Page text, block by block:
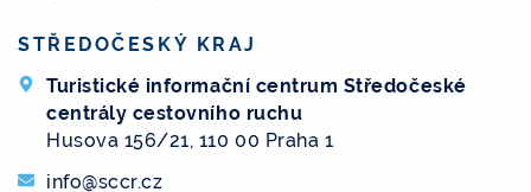
STŘEDOČESKÝ KRAJ
Turistické informační centrum Středočeské
centrály cestovního ruchu
Husova 156/21, 110 00 Praha 1
info@sccr.cz